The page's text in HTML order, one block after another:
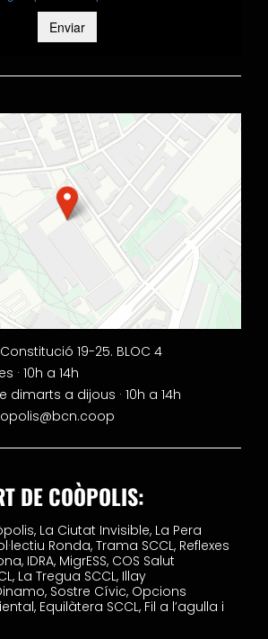
19-25. BLOC 4
· 10h a 14h
dimarts a dijous · 10h a 14h
DE COÒPOLIS:
La Ciutat Invisible, La Pera
Ronda, Trama SCCL, Reflexes
IDRA, MigrESS, COS Salut
La Tregua SCCL, Illay
Sostre Cívic, Opcions
Equilàtera SCCL, Fil a l’agulla i